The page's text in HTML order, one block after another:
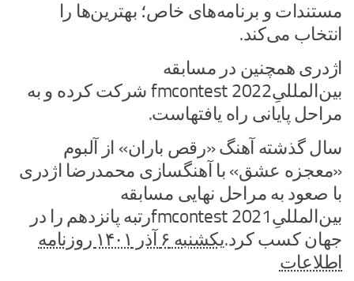
مستندات و برنامه‌های خاص؛ بهترین‌ها را
انتخاب می‌کند.
اژدری همچنین در مسابقه‌
بین‌المللیِfmcontest 2022 شرکت کرده و به
مراحل پایانی راه یافتهاست.
سال گذشته آهنگ «رقص باران» از آلبوم
«معجزه عشق» با آهنگسازی محمدرضا اژدری
با صعود به مراحل نهایی مسابقه
بین‌المللیِfmcontest 2021رتبه پانزدهم را در
جهان کسب کرد.
یکشنبه ۶ آذر ۱۴۰۱ روزنامه
اطلاعات